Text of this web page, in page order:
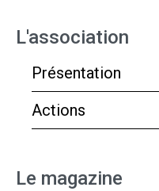
L'association
Présentation
Actions
Le magazine